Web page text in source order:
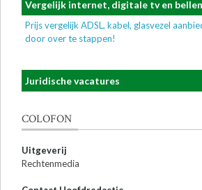
Vergelijk internet, digitale tv en bellen
Prijs vergelijk ADSL, kabel, glasvezel
door over te stappen!
Juridische vacatures
COLOFON
Uitgeverij
Rechtenmedia